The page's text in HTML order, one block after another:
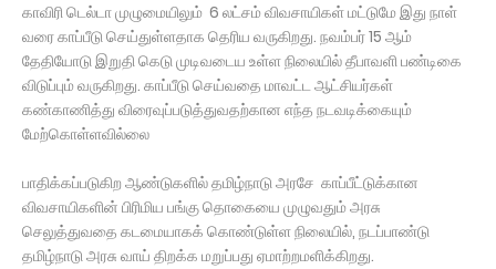
காவிரி டெல்டா முழுமையிலும் 6 லட்சம் விவசாயிகள் மட்டுமே இது நாள்
வரை காப்பீடு செய்துள்ளதாக தெரிய வருகிறது. நவம்பர் 15 ஆம்
தேதியோடு இறுதி கெடு முடிவடைய உள்ள நிலையில் தீபாவளி பண்டிகை
விடுப்பும் வருகிறது. காப்பீடு செய்வதை மாவட்ட ஆட்சியர்கள்
கண்காணித்து விரைவுப்படுத்துவதற்கான எந்த நடவடிக்கையும்
மேற்கொள்ளவில்லை
பாதிக்கப்படுகிற ஆண்டுகளில் தமிழ்நாடு அரசே காப்பீட்டுக்கான
விவசாயிகளின் பிரிமிய பங்கு தொகையை முழுவதும் அரசு
செலுத்துவதை கடமையாகக் கொண்டுள்ள நிலையில், நடப்பாண்டு
தமிழ்நாடு அரசு வாய் திறக்க மறுப்பது ஏமாற்றமளிக்கிறது.